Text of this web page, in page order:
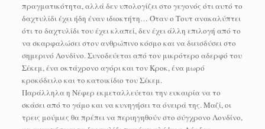
πραγματικότητα, αλλά δεν υπολογίζει στο γεγονός ότι αυτό το
δαχτυλίδι έχει ήδη έναν ιδιοκτήτη… Όταν ο Τουτ ανακαλύπτει
ότι το δαχτυλίδι του έχει κλαπεί, δεν έχει άλλη επιλογή από το
να σκαρφαλώσει στον ανθρώπινο κόσμο και να διεισδύσει στο
σημερινό Λονδίνο. Συνοδεύεται από τον μικρότερο αδερφό του
Σέκεμ, ένα οκτάχρονο αγόρι και τον Κροκ, ένα μωρό
κροκόδειλο και το κατοικίδιο του Σέκεμ.
Παράλληλα η Νέφερ εκμεταλλεύεται την ευκαιρία να το
σκάσει από το γάμο και να κυνηγήσει τα όνειρά της. Μαζί, οι
τρεις μούμιες θα πρέπει να περιηγηθούν στο σύγχρονο Λονδίνο,